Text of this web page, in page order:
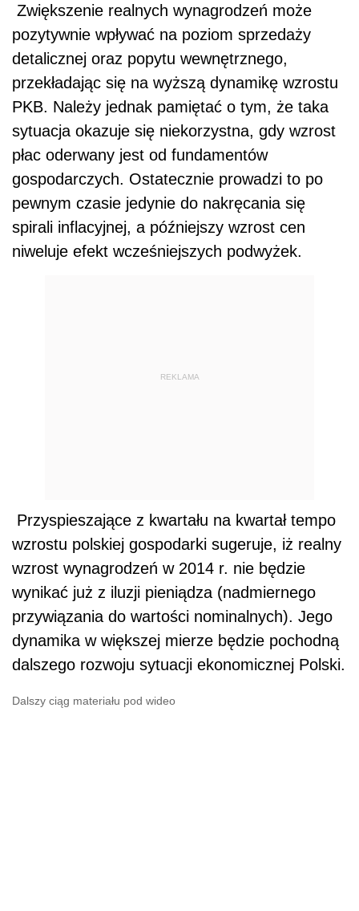
Zwiększenie realnych wynagrodzeń może
pozytywnie wpływać na poziom sprzedaży
detalicznej oraz popytu wewnętrznego,
przekładając się na wyższą dynamikę wzrostu
PKB. Należy jednak pamiętać o tym, że taka
sytuacja okazuje się niekorzystna, gdy wzrost
płac oderwany jest od fundamentów
gospodarczych. Ostatecznie prowadzi to po
pewnym czasie jedynie do nakręcania się
spirali inflacyjnej, a późniejszy wzrost cen
niweluje efekt wcześniejszych podwyżek.
REKLAMA
Przyspieszające z kwartału na kwartał tempo
wzrostu polskiej gospodarki sugeruje, iż realny
wzrost wynagrodzeń w 2014 r. nie będzie
wynikać już z iluzji pieniądza (nadmiernego
przywiązania do wartości nominalnych). Jego
dynamika w większej mierze będzie pochodną
dalszego rozwoju sytuacji ekonomicznej Polski.
Dalszy ciąg materiału pod wideo